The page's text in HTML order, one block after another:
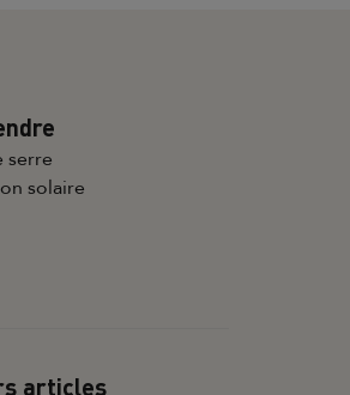
serre
solaire
articles